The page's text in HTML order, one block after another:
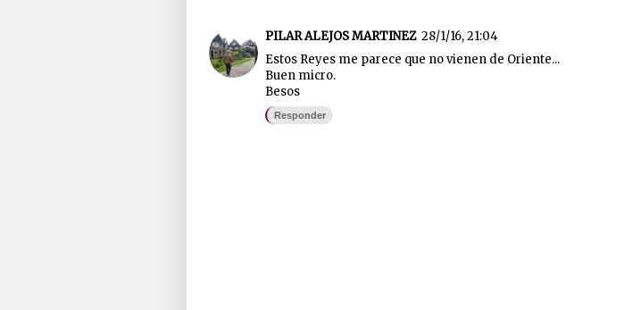
PILAR ALEJOS MARTINEZ 28/1/16, 21:04
Estos Reyes me parece que no vienen de Oriente...
Buen micro.
Besos
Responder